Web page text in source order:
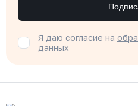
Я даю согласие на
данных